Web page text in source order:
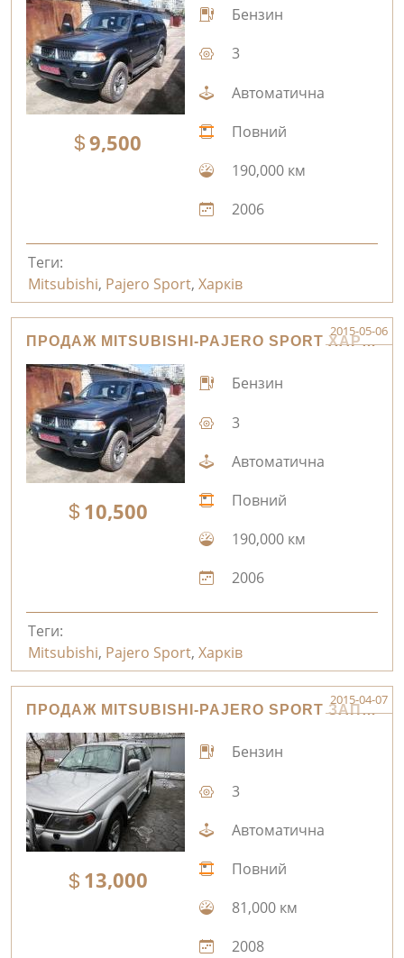
9,500
Бензин
3
Автоматична
Повний
190,000 км
2006
Теги:
Mitsubishi, Pajero Sport, Харків
ПРОДАЖ MITSUBISHI-PAJERO SPORT ХАРКІВ
2015-05-06
10,500
Бензин
3
Автоматична
Повний
190,000 км
2006
Теги:
Mitsubishi, Pajero Sport, Харків
ПРОДАЖ MITSUBISHI-PAJERO SPORT ЗАПОРІЖЖЯ
2015-04-07
13,000
Бензин
3
Автоматична
Повний
81,000 км
2008